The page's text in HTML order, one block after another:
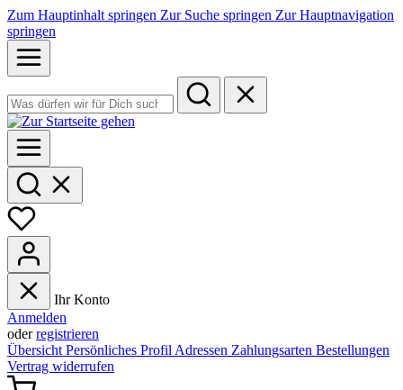
Zum Hauptinhalt springen Zur Suche springen Zur Hauptnavigation
springen
Ihr Konto
Anmelden
oderregistrieren
Übersicht Persönliches Profil Adressen Zahlungsarten Bestellungen
Vertrag widerrufen